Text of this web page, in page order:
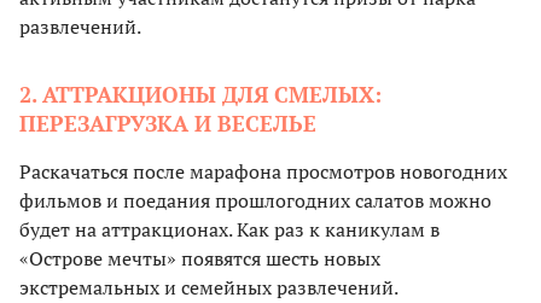
развлечений.
2. АТТРАКЦИОНЫ ДЛЯ СМЕЛЫХ:
ПЕРЕЗАГРУЗКА И ВЕСЕЛЬЕ
Раскачаться после марафона просмотров новогодних
фильмов и поедания прошлогодних салатов можно
будет на аттракционах. Как раз к каникулам в
«Острове мечты» появятся шесть новых
экстремальных и семейных развлечений.